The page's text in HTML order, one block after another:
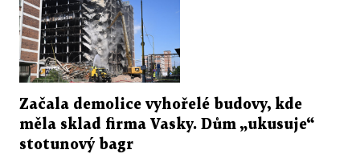
Začala demolice vyhořelé budovy, kde
měla sklad firma Vasky. Dům „ukusuje“
stotunový bagr